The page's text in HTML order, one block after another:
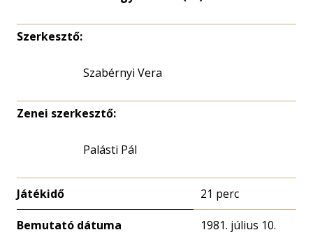
Szerkesztő:
Szabérnyi Vera
Zenei szerkesztő:
Palásti Pál
Játékidő 21 perc
Bemutató dátuma 1981. július 10.